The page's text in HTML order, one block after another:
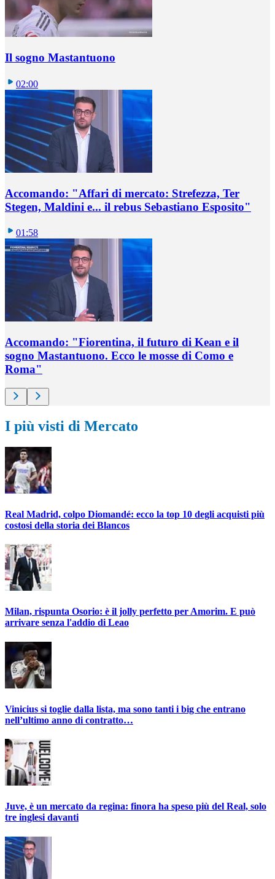
Il sogno Mastantuono
02:00
Accomando: "Affari di mercato: Strefezza, Ter
Stegen, Maldini e... il rebus Sebastiano Esposito"
01:58
Accomando: "Fiorentina, il futuro di Kean e il
sogno Mastantuono. Ecco le mosse di Como e
Roma"
I più visti di Mercato
Real Madrid, colpo Diomandé: ecco la top 10 degli acquisti più
costosi della storia dei Blancos
Milan, rispunta Osorio: è il jolly perfetto per Amorim. E può
arrivare senza l'addio di Leao
Vinicius si toglie dalla lista, ma sono tanti i big che entrano
nell’ultimo anno di contratto…
Juve, è un mercato da regina: finora ha speso più del Real, solo
tre inglesi davanti